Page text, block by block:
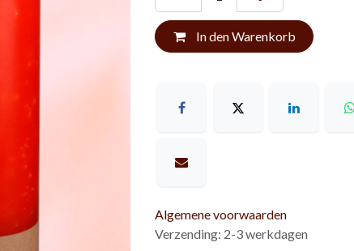
In den Warenkorb
Algemene voorwaarden
Verzending: 2-3 werkdagen